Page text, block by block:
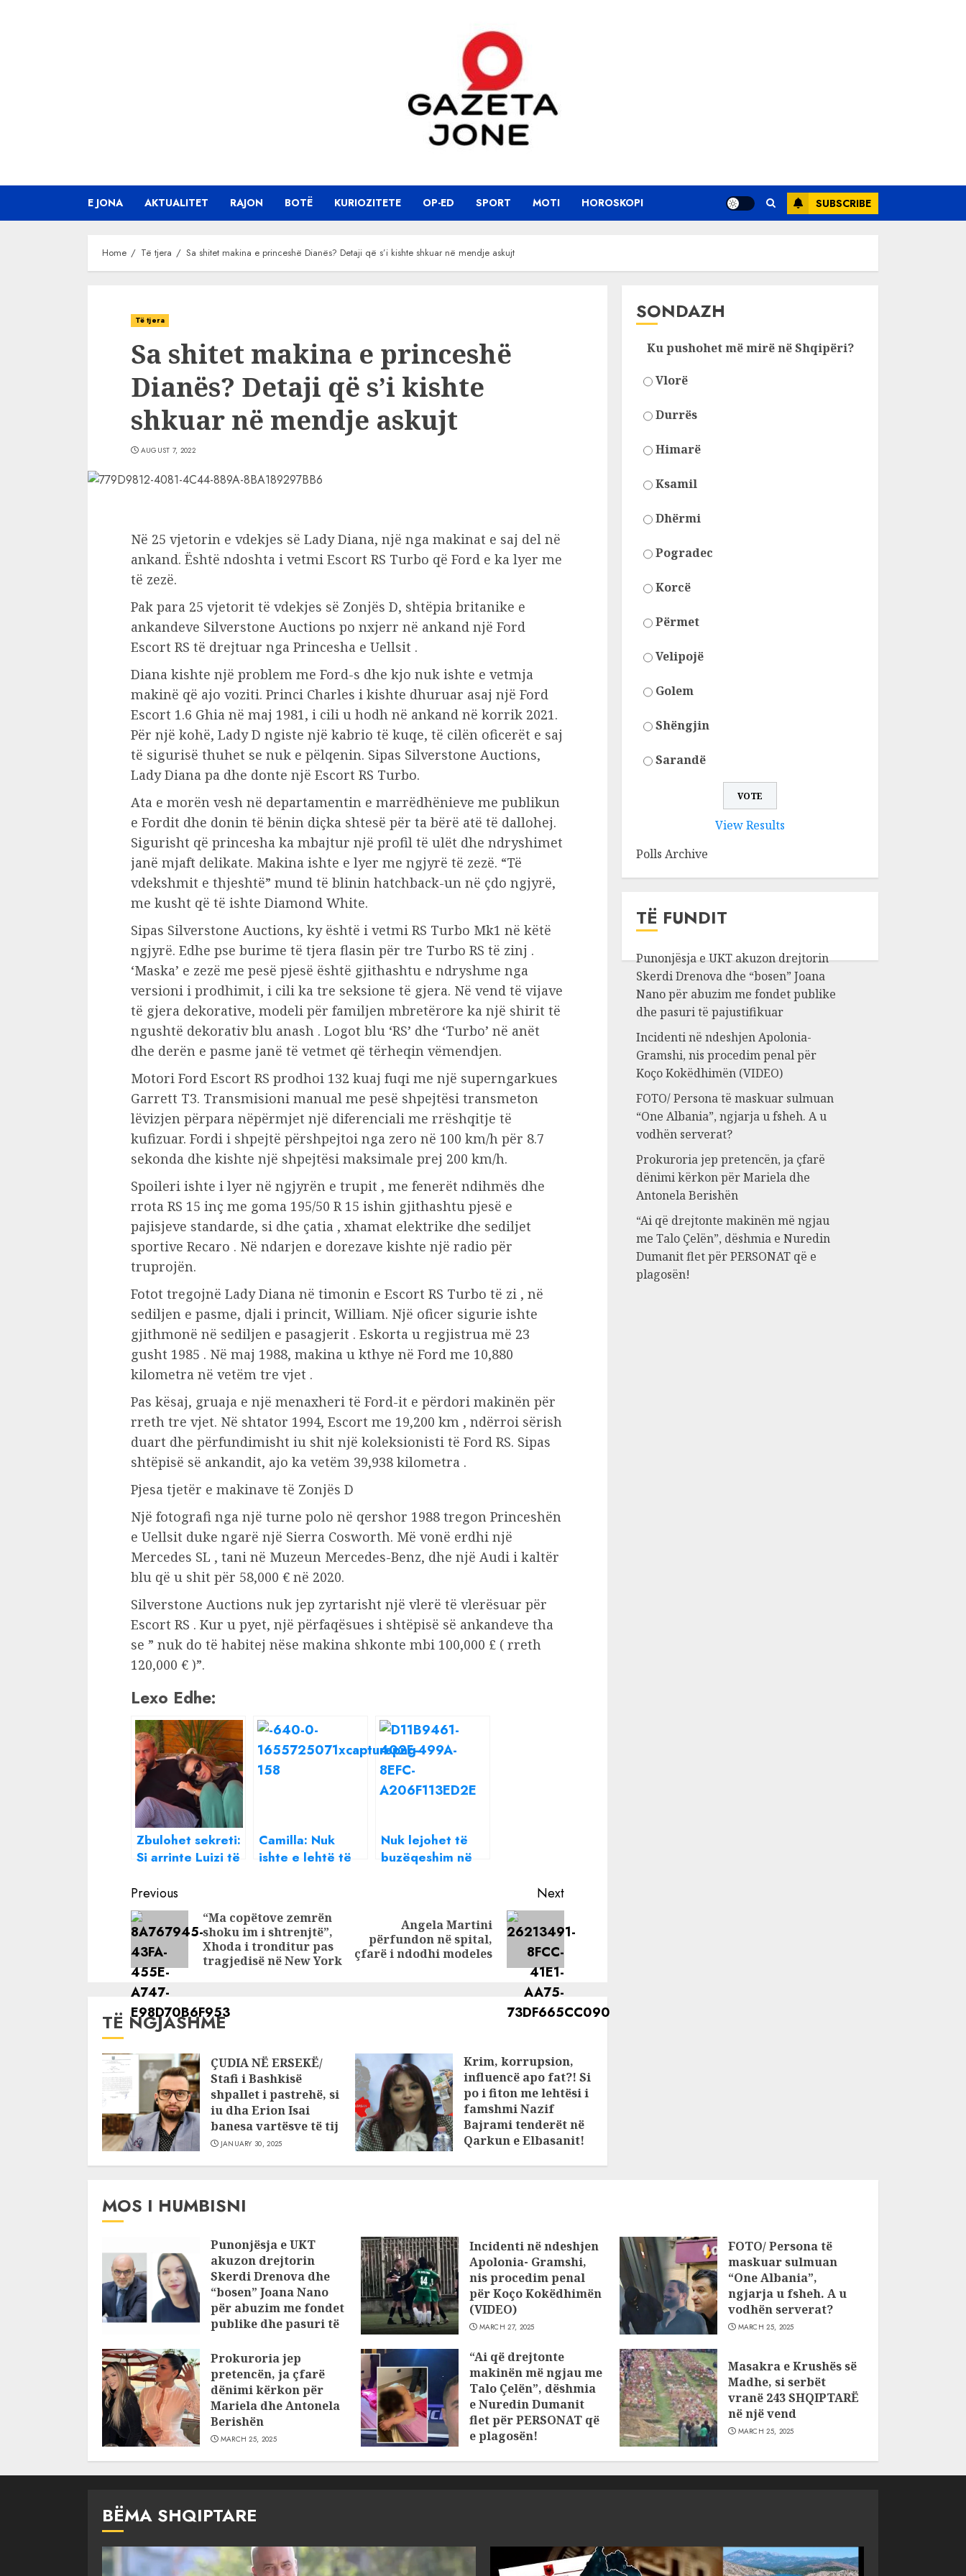
E JONA AKTUALITET RAJON BOTË KURIOZITETE OP-ED SPORT MOTI HOROSKOPI SUBSCRIBE
Home Të tjera Sa shitet makina e princeshë Dianës? Detaji që s’i kishte shkuar në mendje askujt
Të tjera
Sa shitet makina e princeshë
Dianës? Detaji që s’i kishte
shkuar në mendje askujt
AUGUST 7, 2022
Në 25 vjetorin e vdekjes së Lady Diana, një nga makinat e saj del në
ankand. Është ndoshta i vetmi Escort RS Turbo që Ford e ka lyer me
të zezë.
Pak para 25 vjetorit të vdekjes së Zonjës D, shtëpia britanike e
ankandeve Silverstone Auctions po nxjerr në ankand një Ford
Escort RS të drejtuar nga Princesha e Uellsit .
Diana kishte një problem me Ford-s dhe kjo nuk ishte e vetmja
makinë që ajo voziti. Princi Charles i kishte dhuruar asaj një Ford
Escort 1.6 Ghia në maj 1981, i cili u hodh në ankand në korrik 2021.
Për një kohë, Lady D ngiste një kabrio të kuqe, të cilën oficerët e saj
të sigurisë thuhet se nuk e pëlqenin. Sipas Silverstone Auctions,
Lady Diana pa dhe donte një Escort RS Turbo.
Ata e morën vesh në departamentin e marrëdhënieve me publikun
e Fordit dhe donin të bënin diçka shtesë për ta bërë atë të dallohej.
Sigurisht që princesha ka mbajtur një profil të ulët dhe ndryshimet
janë mjaft delikate. Makina ishte e lyer me ngjyrë të zezë. “Të
vdekshmit e thjeshtë” mund të blinin hatchback-un në çdo ngjyrë,
me kusht që të ishte Diamond White.
Sipas Silverstone Auctions, ky është i vetmi RS Turbo Mk1 në këtë
ngjyrë. Edhe pse burime të tjera flasin për tre Turbo RS të zinj .
‘Maska’ e zezë me pesë pjesë është gjithashtu e ndryshme nga
versioni i prodhimit, i cili ka tre seksione të gjera. Në vend të vijave
të gjera dekorative, modeli për familjen mbretërore ka një shirit të
ngushtë dekorativ blu anash . Logot blu ‘RS’ dhe ‘Turbo’ në anët
dhe derën e pasme janë të vetmet që tërheqin vëmendjen.
Motori Ford Escort RS prodhoi 132 kuaj fuqi me një superngarkues
Garrett T3. Transmisioni manual me pesë shpejtësi transmeton
lëvizjen përpara nëpërmjet një diferenciali me rrëshqitje të
kufizuar. Fordi i shpejtë përshpejtoi nga zero në 100 km/h për 8.7
sekonda dhe kishte një shpejtësi maksimale prej 200 km/h.
Spoileri ishte i lyer në ngjyrën e trupit , me fenerët ndihmës dhe
rrota RS 15 inç me goma 195/50 R 15 ishin gjithashtu pjesë e
pajisjeve standarde, si dhe çatia , xhamat elektrike dhe sediljet
sportive Recaro . Në ndarjen e dorezave kishte një radio për
truprojën.
Fotot tregojnë Lady Diana në timonin e Escort RS Turbo të zi , në
sediljen e pasme, djali i princit, William. Një oficer sigurie ishte
gjithmonë në sediljen e pasagjerit . Eskorta u regjistrua më 23
gusht 1985 . Në maj 1988, makina u kthye në Ford me 10,880
kilometra në vetëm tre vjet .
Pas kësaj, gruaja e një menaxheri të Ford-it e përdori makinën për
rreth tre vjet. Në shtator 1994, Escort me 19,200 km , ndërroi sërish
duart dhe përfundimisht iu shit një koleksionisti të Ford RS. Sipas
shtëpisë së ankandit, ajo ka vetëm 39,938 kilometra .
Pjesa tjetër e makinave të Zonjës D
Një fotografi nga një turne polo në qershor 1988 tregon Princeshën
e Uellsit duke ngarë një Sierra Cosworth. Më vonë erdhi një
Mercedes SL , tani në Muzeun Mercedes-Benz, dhe një Audi i kaltër
blu që u shit për 58,000 € në 2020.
Silverstone Auctions nuk jep zyrtarisht një vlerë të vlerësuar për
Escort RS . Kur u pyet, një përfaqësues i shtëpisë së ankandeve tha
se ” nuk do të habitej nëse makina shkonte mbi 100,000 £ ( rreth
120,000 € )”.
Lexo Edhe:
Zbulohet sekreti:
Si arrinte Luizi të
nominimet, askujt
nuk i kishte
shkuar në mendje
kjo gjetje
Camilla: Nuk
ishte e lehtë të
vdekjes së
princeshë Dianës
Nuk lejohet të
buzëqeshim në
mendja pse?
Continue
Reading
Previous
Previous
post:
“Ma copëtove zemrën
shoku im i shtrenjtë”,
Xhoda i tronditur pas
tragjedisë në New York
Next
Next
post:
Angela Martini
përfundon në spital,
çfarë i ndodhi modeles
TË NGJASHME
ÇUDIA NË ERSEKË/
Stafi i Bashkisë
shpallet i pastrehë, si
iu dha Erion Isai
banesa vartësve të tij
JANUARY 30, 2025
Krim, korrupsion,
influencë apo fat?! Si
po i fiton me lehtësi i
famshmi Nazif
Bajrami tenderët në
Qarkun e Elbasanit!
SONDAZH
Ku pushohet më mirë në Shqipëri?
Vlorë
Durrës
Himarë
Ksamil
Dhërmi
Pogradec
Korcë
Përmet
Velipojë
Golem
Shëngjin
Sarandë
View Results
Polls Archive
TË FUNDIT
Punonjësja e UKT akuzon drejtorin
Skerdi Drenova dhe “bosen” Joana
Nano për abuzim me fondet publike
dhe pasuri të pajustifikuar
Incidenti në ndeshjen Apolonia-
Gramshi, nis procedim penal për
Koço Kokëdhimën (VIDEO)
FOTO/ Persona të maskuar sulmuan
“One Albania”, ngjarja u fsheh. A u
vodhën serverat?
Prokuroria jep pretencën, ja çfarë
dënimi kërkon për Mariela dhe
Antonela Berishën
“Ai që drejtonte makinën më ngjau
me Talo Çelën”, dëshmia e Nuredin
Dumanit flet për PERSONAT që e
plagosën!
MOS I HUMBISNI
Punonjësja e UKT
akuzon drejtorin
Skerdi Drenova dhe
“bosen” Joana Nano
për abuzim me fondet
publike dhe pasuri të
JULY 24, 2025
Incidenti në ndeshjen
Apolonia- Gramshi,
nis procedim penal
për Koço Kokëdhimën
(VIDEO)
MARCH 27, 2025
FOTO/ Persona të
maskuar sulmuan
“One Albania”,
ngjarja u fsheh. A u
vodhën serverat?
MARCH 25, 2025
Prokuroria jep
pretencën, ja çfarë
dënimi kërkon për
Mariela dhe Antonela
Berishën
MARCH 25, 2025
“Ai që drejtonte
makinën më ngjau me
Talo Çelën”, dëshmia
e Nuredin Dumanit
flet për PERSONAT që
e plagosën!
Masakra e Krushës së
Madhe, si serbët
vranë 243 SHQIPTARË
në një vend
MARCH 25, 2025
BËMA SHQIPTARE